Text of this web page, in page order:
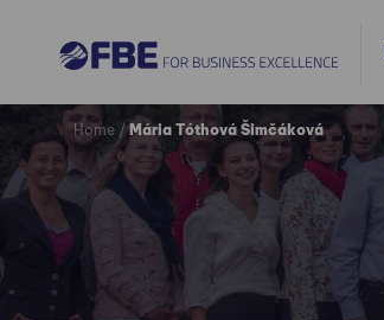
Home /Mária Tóthová Šimčáková